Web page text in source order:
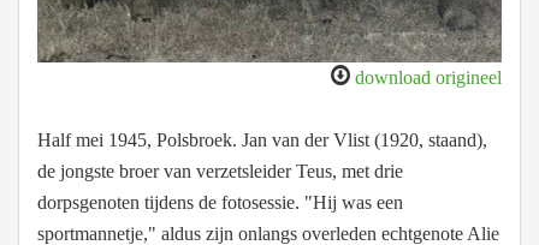
download origineel
Half mei 1945, Polsbroek. Jan van der Vlist (1920, staand),
de jongste broer van verzetsleider Teus, met drie
dorpsgenoten tijdens de fotosessie. "Hij was een
sportmannetje," aldus zijn onlangs overleden echtgenote Alie